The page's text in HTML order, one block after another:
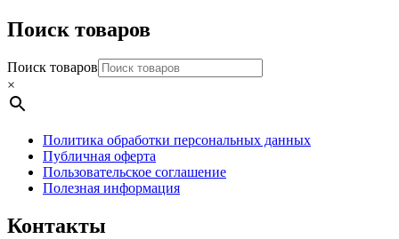
Поиск товаров
Поиск товаров
×
Политика обработки персональных данных
Публичная оферта
Пользовательское соглашение
Полезная информация
Контакты